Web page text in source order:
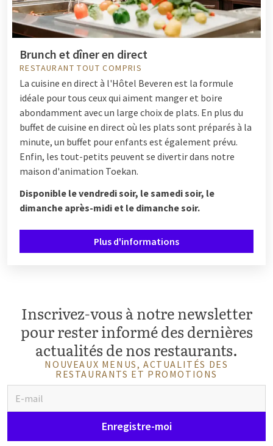
Brunch et dîner en direct
RESTAURANT TOUT COMPRIS
La cuisine en direct à l'Hôtel Beveren est la formule
idéale pour tous ceux qui aiment manger et boire
abondamment avec un large choix de plats. En plus du
buffet de cuisine en direct où les plats sont préparés à la
minute, un buffet pour enfants est également prévu.
Enfin, les tout-petits peuvent se divertir dans notre
maison d'animation Toekan.
Disponible le vendredi soir, le samedi soir, le
dimanche après-midi et le dimanche soir.
Plus d'informations
Inscrivez-vous à notre newsletter
pour rester informé des dernières
actualités de nos restaurants.
NOUVEAUX MENUS, ACTUALITÉS DES
RESTAURANTS ET PROMOTIONS
Enregistre-moi